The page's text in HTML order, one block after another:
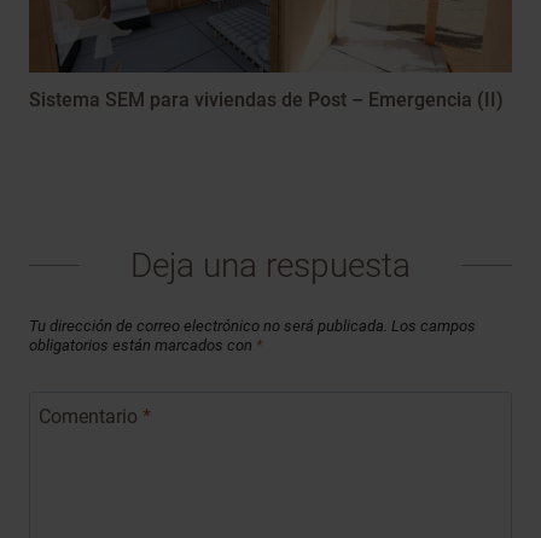
Sistema SEM para viviendas de Post – Emergencia (II)
Deja una respuesta
Tu dirección de correo electrónico no será publicada. Los campos
obligatorios están marcados con *
Comentario *